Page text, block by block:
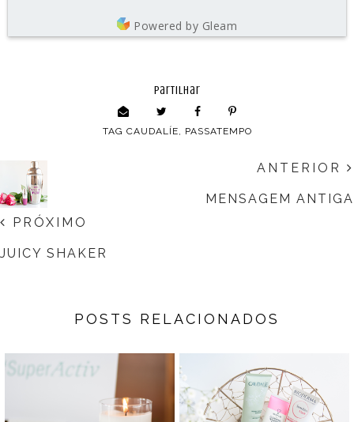
Powered by Gleam
partilhar
TAG CAUDALÍE PASSATEMPO
ANTERIOR
MENSAGEM ANTIGA
PRÓXIMO
JUICY SHAKER
POSTS RELACIONADOS